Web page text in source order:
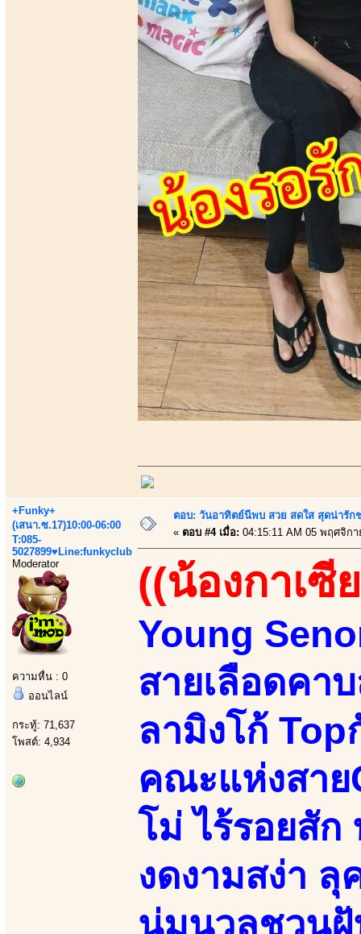
+Funky+
(เสนา.ซ.17)10:00-06:00
T:085-
5027899♥Line:funkyclub
Moderator
ความหื่น : 0
ออนไลน์
กระทู้: 71,637
โพสต์: 4,934
ตอบ: วันอาทิตย์นีพบ สวย สดใส สุดน่ารัก
« ตอบ #4 เมื่อ: 04:15:11 AM 05 พฤศจิก
((น้องกาเซี
Young
สายเลือดคา
ลามิงโก้
คณะแห่งสาย
โม่ ไร้รอยสัก
งดงามสง่า
นุ่มนวลชวนฝั